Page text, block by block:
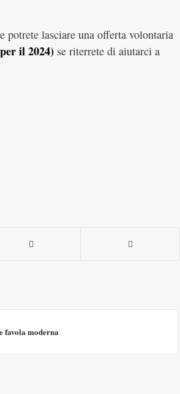
potrete lasciare una offerta volontaria
il 2024) se riterrete di aiutarci a
favola moderna